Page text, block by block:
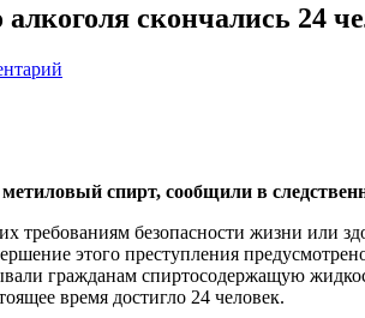
скончались 24
спирт, сообщили в
безопасности жизни или
этого преступления
гражданам спиртосодержащую
время достигло 24 человек.